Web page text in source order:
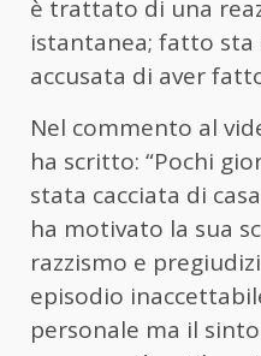
è trattato di una
istantanea; fatto sta
accusata di aver
Nel commento al
ha scritto: “Pochi
stata cacciata di
ha motivato la sua
razzismo e
episodio
personale ma il